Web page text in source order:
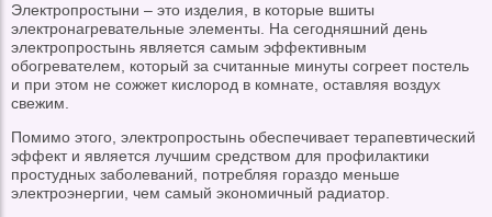
Электропростыни – это изделия, в которые вшиты
электронагревательные элементы. На сегодняшний день
электропростынь является самым эффективным
обогревателем, который за считанные минуты согреет постель
и при этом не сожжет кислород в комнате, оставляя воздух
свежим.
Помимо этого, электропростынь обеспечивает терапевтический
эффект и является лучшим средством для профилактики
простудных заболеваний, потребляя гораздо меньше
электроэнергии, чем самый экономичный радиатор.